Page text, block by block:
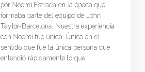
por Noemí Estrada en la época que
formaba parte del equipo de John
Taylor-Barcelona. Nuestra experiencia
con Noemí fue única. Única en el
sentido que fue la única persona que
entendió rápidamente lo que…